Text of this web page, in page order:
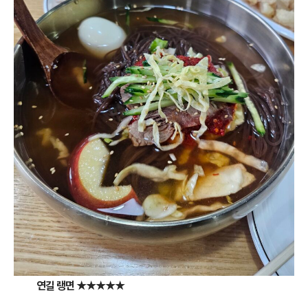
연길 랭면 ★★★★★